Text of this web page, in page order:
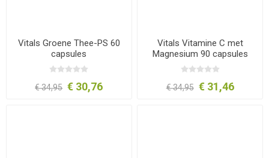
Vitals Groene Thee-PS 60
capsules
€ 34,95 € 30,76
Vitals Vitamine C met
Magnesium 90 capsules
€ 34,95 € 31,46